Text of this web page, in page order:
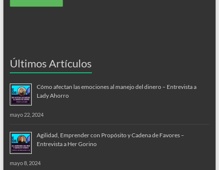
Últimos Artículos
Cómo afectan las emociones al manejo del dinero – Entrevista a
Lady Ahorro
mayo 22, 2024
Agilidad, Emprender con Propósito y Cadena de Favores –
Entrevista a Her Gorino
mayo 8, 2024